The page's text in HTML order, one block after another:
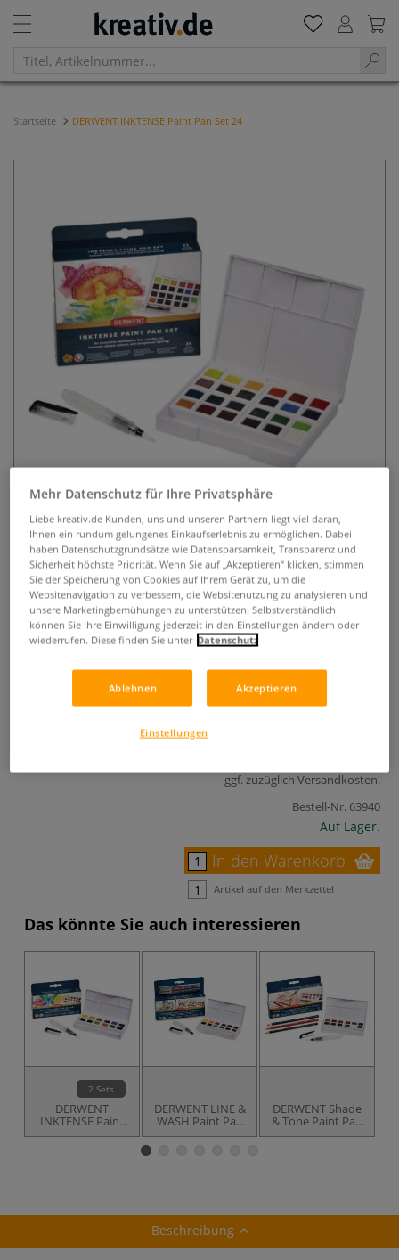
Startseite DERWENT INKTENSE Paint Pan Set 24
DERWENT INKTENSE Paint Pan Set
24
0 Bewertungen
Aquarellfarbenset mit 24 intensiven Farben. Dauerhaft
wasserfest nach dem Trocknen. Kompaktes Set für kreative
Projekte, inklusive Wasserpinsel.
Mehr
ggf. zuzüglich Versandkosten.
Bestell-Nr. 63940
Auf Lager.
In den Warenkorb
Artikel auf den Merkzettel
Das könnte Sie auch interessieren
2 Sets
DERWENT
INKTENSE Paint
Pan Reise-Sets
DERWENT LINE &
WASH Paint Pan
Set
DERWENT Shade
& Tone Paint Pan
Set
Beschreibung
Mehr Datenschutz für Ihre Privatsphäre
Liebe kreativ.de Kunden, uns und unseren Partnern liegt viel daran,
Ihnen ein rundum gelungenes Einkaufserlebnis zu ermöglichen. Dabei
haben Datenschutzgrundsätze wie Datensparsamkeit, Transparenz und
Sicherheit höchste Priorität. Wenn Sie auf „Akzeptieren“ klicken, stimmen
Sie der Speicherung von Cookies auf Ihrem Gerät zu, um die
Websitenavigation zu verbessern, die Websitenutzung zu analysieren und
unsere Marketingbemühungen zu unterstützen. Selbstverständlich
können Sie Ihre Einwilligung jederzeit in den Einstellungen ändern oder
wiederrufen. Diese finden Sie unter Datenschutz
Ablehnen Akzeptieren
Einstellungen